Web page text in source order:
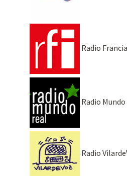
Radio
Radio
Radio